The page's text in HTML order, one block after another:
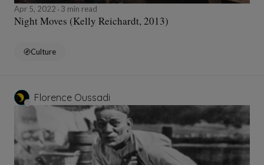
Apr 5, 2022 3 min read
Night Moves (Kelly Reichardt, 2013)
Culture
Florence Oussadi